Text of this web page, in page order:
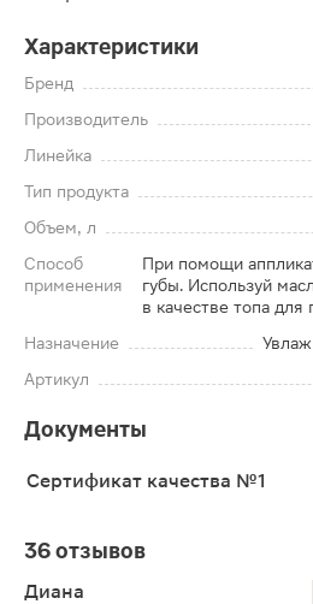
Характеристики
Бренд
Производитель
Линейка
Тип продукта
Объем, л
Способ
применения
При помощи
губы. Используй
в качестве топа для
Назначение
Артикул
Документы
Сертификат качества №1
36 отзывов
Диана